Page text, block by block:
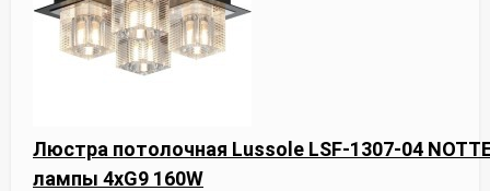
Люстра потолочная Lussole LSF-1307-04
лампы 4xG9 160W